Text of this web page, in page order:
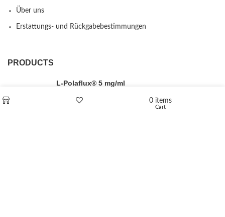
Über uns
Erstattungs- und Rückgabebestimmungen
PRODUCTS
L-Polaflux® 5 mg/ml
0 items
Cart